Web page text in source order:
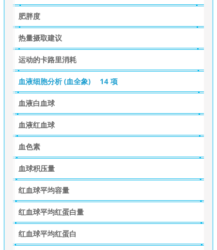
肥胖度
热量摄取建议
运动的卡路里消耗
血液细胞分析 (血全象) 14 项
血液白血球
血液红血球
血色素
血球积压量
红血球平均容量
红血球平均红蛋白量
红血球平均红蛋白